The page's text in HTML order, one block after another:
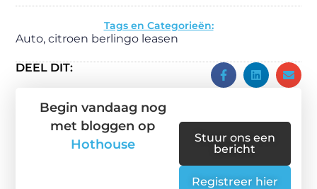
Tags en Categorieën:
Auto,citroen berlingo leasen
DEEL DIT:
Begin vandaag nog
met bloggen op
Hothouse
Stuur ons een
bericht
Registreer hier